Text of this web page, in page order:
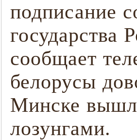
подписание
государства
сообщает
белорусы
Минске
лозунгами.